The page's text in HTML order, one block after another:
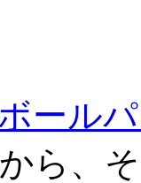
ール
ら、